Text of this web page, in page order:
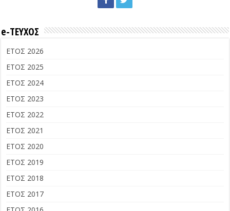
e-ΤΕΥΧΟΣ
ΕΤΟΣ 2026
ΕΤΟΣ 2025
ΕΤΟΣ 2024
ΕΤΟΣ 2023
ΕΤΟΣ 2022
ΕΤΟΣ 2021
ΕΤΟΣ 2020
ΕΤΟΣ 2019
ΕΤΟΣ 2018
ΕΤΟΣ 2017